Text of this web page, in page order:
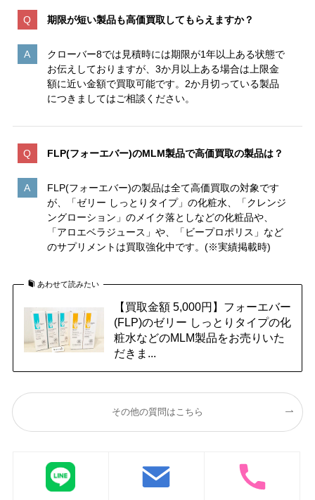
期限が短い製品も高価買取してもらえますか？
クローバー8では見積時には期限が1年以上ある状態で
お伝えしておりますが、3か月以上ある場合は上限金
額に近い金額で買取可能です。2か月切っている製品
につきましてはご相談ください。
FLP(フォーエバー)のMLM製品で高価買取の製品は？
FLP(フォーエバー)の製品は全て高価買取の対象です
が、「ゼリー しっとりタイプ」の化粧水、「クレンジ
ングローション」のメイク落としなどの化粧品や、
「アロエベラジュース」や、「ビープロポリス」など
のサプリメントは買取強化中です。(※実績掲載時)
あわせて読みたい
【買取金額 5,000円】フォーエバー
(FLP)のゼリー しっとりタイプの化
粧水などのMLM製品をお売りいた
だきま...
その他の質問はこちら